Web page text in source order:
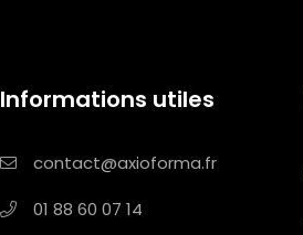
Informations utiles
contact@axioforma.fr
01 88 60 07 14